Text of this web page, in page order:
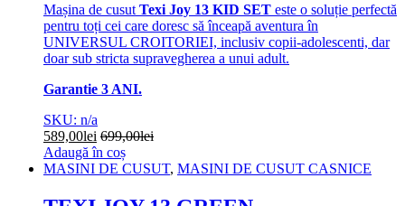
Mașina de cusut Texi Joy 13 KID SET este o soluție perfectă
pentru toți cei care doresc să înceapă aventura în
UNIVERSUL CROITORIEI, inclusiv copii-adolescenti, dar
doar sub stricta supravegherea a unui adult.
Garantie 3 ANI.
SKU: n/a
589,00lei 699,00lei
Adaugă în coș
MASINI DE CUSUT, MASINI DE CUSUT CASNICE